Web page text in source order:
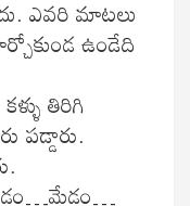
ఎవరి మాటలు
ఉండేది
తిరిగి
పడ్డారు.